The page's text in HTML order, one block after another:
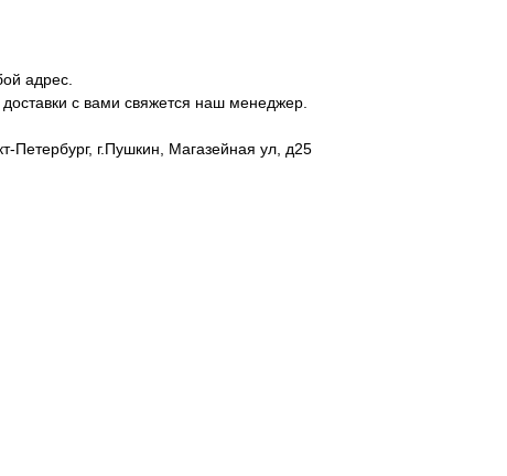
адрес.
с вами свяжется наш менеджер.
Петербург, г.Пушкин, Магазейная ул, д25